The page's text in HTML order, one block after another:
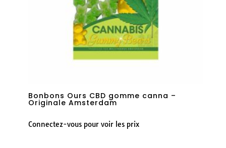
Bonbons Ours CBD gomme canna –
Originale Amsterdam
Connectez-vous pour voir les prix